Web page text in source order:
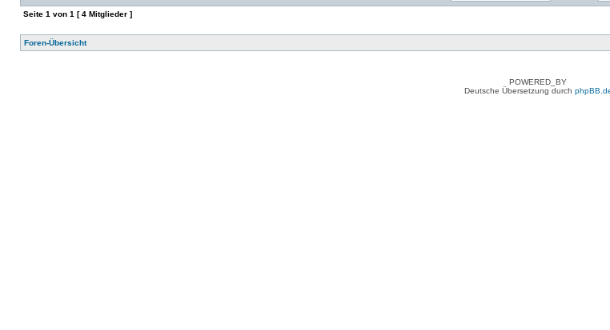
Seite 1 von 1 [ 4 Mitglieder ]
Foren-Übersicht
POWERED_BY
Deutsche Übersetzung durch